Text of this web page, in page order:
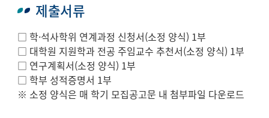
제출서류
□ 학·석사학위 연계과정 신청서(소정 양식) 1부
□ 대학원 지원학과 전공 주임교수 추천서(소정 양식) 1부
□ 연구계획서(소정 양식) 1부
□ 학부 성적증명서 1부
※ 소정 양식은 매 학기 모집공고문 내 첨부파일 다운로드